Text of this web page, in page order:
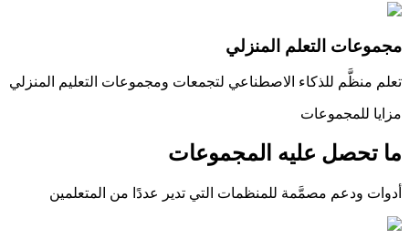
مجموعات التعلم المنزلي
تعلم منظَّم للذكاء الاصطناعي لتجمعات ومجموعات التعليم المنزلي
مزايا للمجموعات
ما تحصل عليه المجموعات
أدوات ودعم مصمَّمة للمنظمات التي تدير عددًا من المتعلمين